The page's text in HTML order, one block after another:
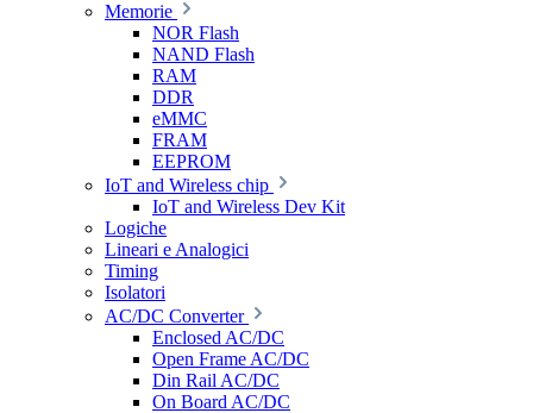
Memorie
NOR Flash
NAND Flash
RAM
DDR
eMMC
FRAM
EEPROM
IoT and Wireless chip
IoT and Wireless Dev Kit
Logiche
Lineari e Analogici
Timing
Isolatori
AC/DC Converter
Enclosed AC/DC
Open Frame AC/DC
Din Rail AC/DC
On Board AC/DC